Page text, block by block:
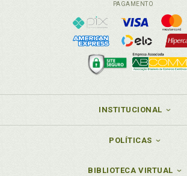
PAGAMENTO
INSTITUCIONAL
POLÍTICAS
BIBLIOTECA VIRTUAL